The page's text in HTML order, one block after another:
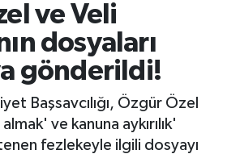
ve Veli
dosyaları
gönderildi!
Başsavcılığı, Özgür Özel
ve kanuna aykırılık'
fezlekeyle ilgili dosyayı
Durumu ve Fikstür